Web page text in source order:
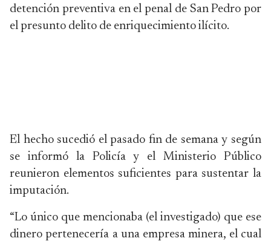
detención preventiva en el penal de San Pedro por
el presunto delito de enriquecimiento ilícito.
El hecho sucedió el pasado fin de semana y según
se informó la Policía y el Ministerio Público
reunieron elementos suficientes para sustentar la
imputación.
“Lo único que mencionaba (el investigado) que ese
dinero pertenecería a una empresa minera, el cual